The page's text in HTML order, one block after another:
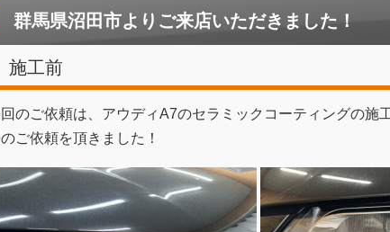
群馬県沼田市よりご来店いただきました！
施工前
のご依頼は、アウディA7のセラミックコーティングの施
ご依頼を頂きました！